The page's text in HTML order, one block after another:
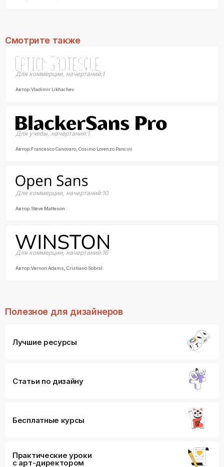
Смотрите также
Для коммерции, начертаний:1
Автор:Vladimir Likhachev
Для учебы, начертаний:1
Автор:Francesco Canovaro, Cosimo Lorenzo Pancini
Для коммерции, начертаний:10
Автор:Steve Matteson
Для коммерции, начертаний:16
Автор:Vernon Adams, Cristiano Sobral
Полезное для дизайнеров
Лучшие ресурсы
Статьи по дизайну
Бесплатные курсы
Практические уроки
с арт-директором